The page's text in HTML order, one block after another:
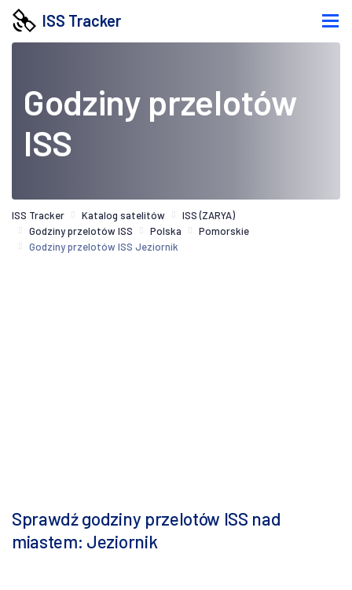
ISS Tracker
Godziny przelotów
ISS
ISS Tracker Katalog satelitów
ISS (ZARYA)
Godziny przelotów ISS
Polska
Pomorskie
Godziny przelotów ISS Jeziornik
Sprawdź godziny przelotów ISS nad
miastem: Jeziornik